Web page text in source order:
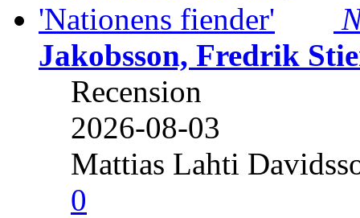
Jakobsson, Fredrik
Recension
2026-08-03
Mattias Lahti
0